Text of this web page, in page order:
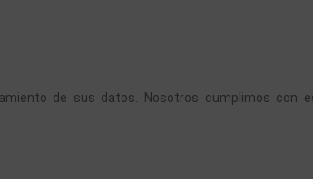
de sus datos. Nosotros cumplimos con